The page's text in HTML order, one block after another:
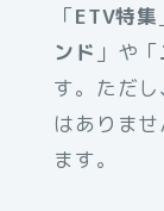
「ETV特集
ンド 」や「
す。ただ
はありま
ます。